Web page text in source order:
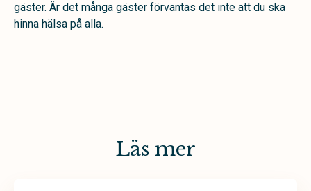
gäster. Är det många gäster förväntas det inte att du ska
hinna hälsa på alla.
Läs mer